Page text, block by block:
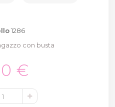
1286
con busta
€